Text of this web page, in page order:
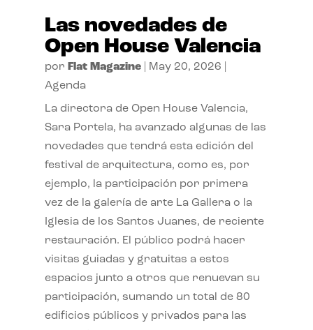
Las novedades de
Open House Valencia
por Flat Magazine| May 20, 2026
Agenda
La directora de Open House Valencia,
Sara Portela, ha avanzado algunas de las
novedades que tendrá esta edición del
festival de arquitectura, como es, por
ejemplo, la participación por primera
vez de la galería de arte La Gallera o la
Iglesia de los Santos Juanes, de reciente
restauración. El público podrá hacer
visitas guiadas y gratuitas a estos
espacios junto a otros que renuevan su
participación, sumando un total de 80
edificios públicos y privados para las